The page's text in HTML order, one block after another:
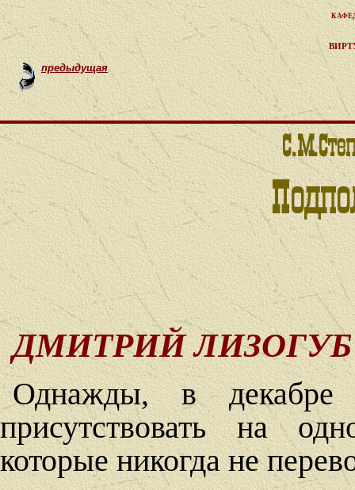
предыдущая
ДМИТРИЙ ЛИЗОГУБ
Однажды, в
присутствовать на
которые никогда не